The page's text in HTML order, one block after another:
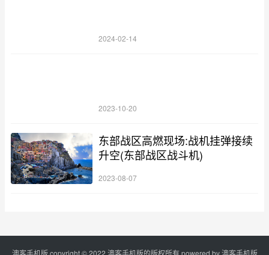
2024-02-14
2023-10-20
东部战区高燃现场:战机挂弹接续
升空(东部战区战斗机)
2023-08-07
澳客手机版 copyright © 2022 澳客手机版的版权所有 powered by澳客手机版